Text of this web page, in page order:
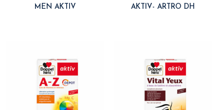
MEN AKTIV AKTIV- ARTRO DH